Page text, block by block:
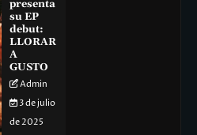
presenta
su EP
debut:
LLORAR
A
GUSTO
Admin
3 de julio
de 2025